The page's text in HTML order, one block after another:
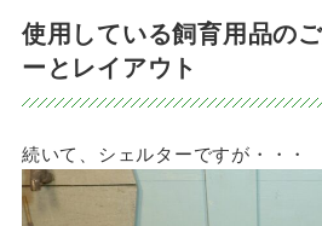
使用している飼育用品の
ーとレイアウト
続いて、シェルターですが・・・